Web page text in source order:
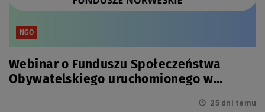
NGO
Webinar o Funduszu Społeczeństwa
Obywatelskiego uruchomionego w
25 dni temu